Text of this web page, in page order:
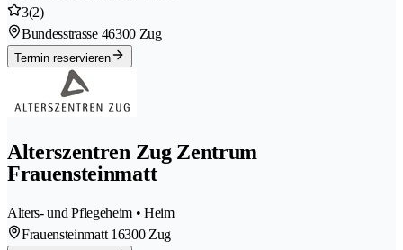
3(2)
Bundesstrasse 46300 Zug
Termin reservieren
Alterszentren Zug Zentrum
Frauensteinmatt
Alters- und Pflegeheim • Heim
Frauensteinmatt 16300 Zug